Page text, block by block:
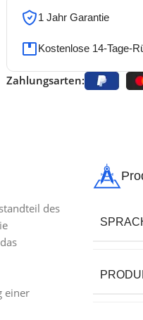
1 Jahr Garantie
Kostenlose 14-Tage-
Zahlungsarten:
des
einer